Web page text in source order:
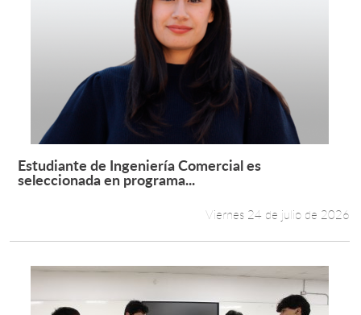
Leer más +
Estudiante de Ingeniería Comercial es
seleccionada en programa...
Viernes 24 de julio de 2026